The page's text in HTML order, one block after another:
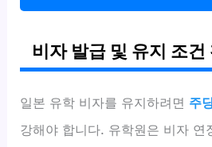
비자 발급 및 유지 조건
일본 유학 비자를 유지하려면 주
강해야 합니다. 유학원은 비자 연